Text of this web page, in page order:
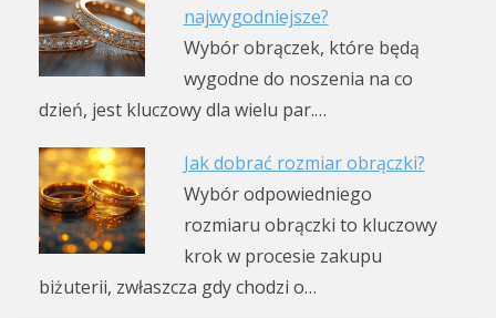
najwygodniejsze?
Wybór obrączek, które będą
wygodne do noszenia na co
dzień, jest kluczowy dla wielu par.…
Jak dobrać rozmiar obrączki?
Wybór odpowiedniego
rozmiaru obrączki to kluczowy
krok w procesie zakupu
biżuterii, zwłaszcza gdy chodzi o…